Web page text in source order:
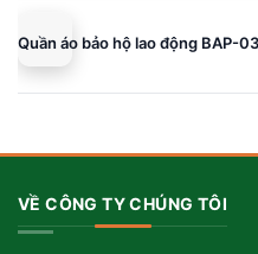
Quần áo bảo hộ lao động BAP-03
Giá
gốc
là:
Giá
hiện
tại
VỀ CÔNG TY CHÚNG TÔI